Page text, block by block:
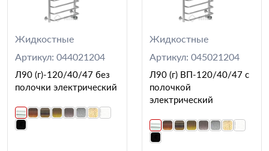
Жидкостные
Артикул: 044021204
Л90 (г)-120/40/47 без
полочки электрический
Жидкостные
Артикул: 045021204
Л90 (г) ВП-120/40/47 с
полочкой
электрический